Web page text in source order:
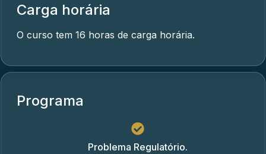
Carga horária
O curso tem 16 horas de carga horária.
Programa
Problema Regulatório.